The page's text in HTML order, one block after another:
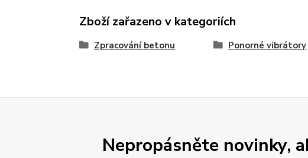
Zboží zařazeno v kategoriích
Zpracování betonu Ponorné vibrátory
Nepropásněte novinky,